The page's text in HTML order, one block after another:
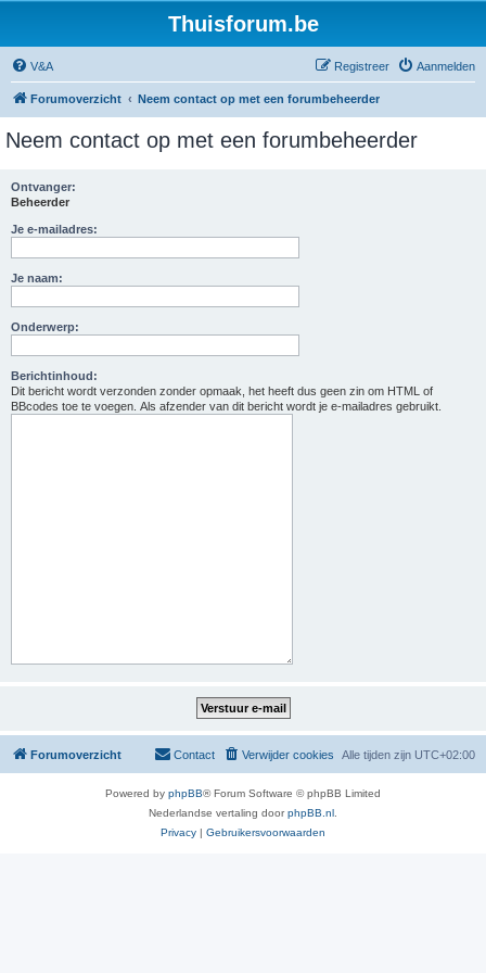
Thuisforum.be
V&A Aanmelden
Registreer
Forumoverzicht Neem contact op met een forumbeheerder
Neem contact op met een forumbeheerder
Ontvanger:
Beheerder
Je e-mailadres:
Je naam:
Onderwerp:
Berichtinhoud:
Dit bericht wordt verzonden zonder opmaak, het heeft dus geen zin om HTML of
BBcodes toe te voegen. Als afzender van dit bericht wordt je e-mailadres gebruikt.
Forumoverzicht Alle tijden zijn UTC+02:00
Verwijder cookies
Contact
Powered by phpBB® Forum Software © phpBB Limited
Nederlandse vertaling doorphpBB.nl
Privacy | Gebruikersvoorwaarden